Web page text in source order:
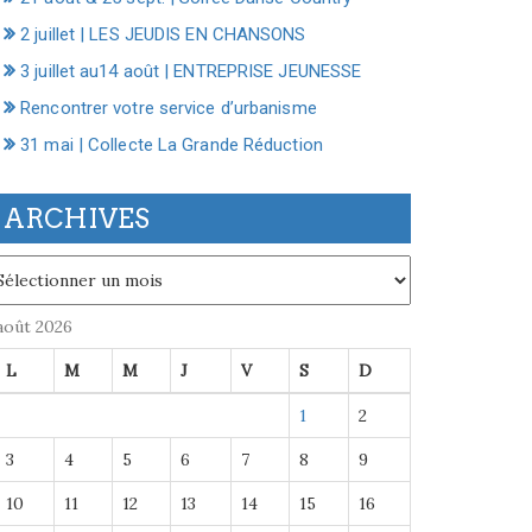
2 juillet | LES JEUDIS EN CHANSONS
3 juillet au14 août | ENTREPRISE JEUNESSE
Rencontrer votre service d’urbanisme
31 mai | Collecte La Grande Réduction
ARCHIVES
2026
L M M J V S D
1 2
3 4 5 6 7 8 9
10 11 12 13 14 15 16